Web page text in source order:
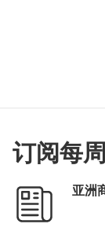
订阅每
亚洲